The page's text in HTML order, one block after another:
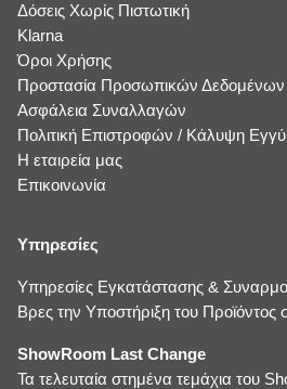
Δόσεις Χωρίς Πιστωτική
Klarna
Όροι Χρήσης
Προστασία Προσωπικών Δεδομένων
Ασφάλεια Συναλλαγών
Πολιτική Επιστροφών / Κάλυψη
Η εταιρεία μας
Επικοινωνία
Υπηρεσίες
Υπηρεσίες Εγκατάστασης &
Βρες την Υποστήριξη του Προϊόντος
ShowRoom Last Change
Τα τελευταία στημένα τεμάχια του